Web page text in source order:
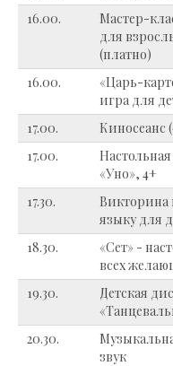
16.00.
Мастер-
для
(платно)
16.00.
«Царь-
игра для
17.00.
Киносеанс
17.00.
«Уно», 4+
17.30.
Викторина
языку для
18.30.
«Сет» -
всех
19.30.
Детская
20.30.
звук